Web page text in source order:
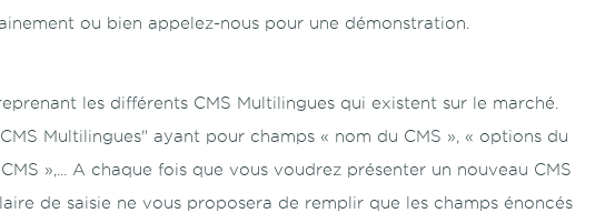
ou bien appelez-nous pour une démonstration.
les différents CMS Multilingues qui existent sur le marché.
Multilingues" ayant pour champs « nom du CMS », « options du
»,... A chaque fois que vous voudrez présenter un nouveau CMS
de saisie ne vous proposera de remplir que les champs énoncés